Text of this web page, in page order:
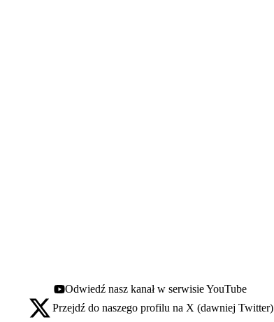
Youtube - otwiera się w nowej karcie
Odwiedź nasz kanał w serwisie YouTube
X - otwiera się w nowej karcie
Przejdź do naszego profilu na X (dawniej Twitter)